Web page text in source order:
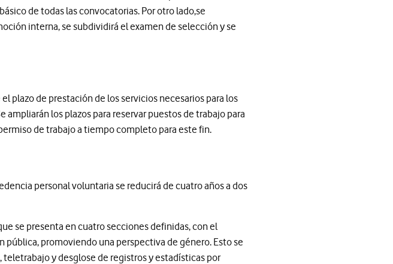
de todas las convocatorias. Por otro lado,se
interna, se subdividirá el examen de selección y se
plazo de prestación de los servicios necesarios para los
los plazos para reservar puestos de trabajo para
de trabajo a tiempo completo para este fin.
personal voluntaria se reducirá de cuatro años a dos
se presenta en cuatro secciones definidas, con el
promoviendo una perspectiva de género. Esto se
y desglose de registros y estadísticas por